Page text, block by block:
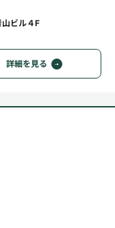
ビル４F
詳細を見る